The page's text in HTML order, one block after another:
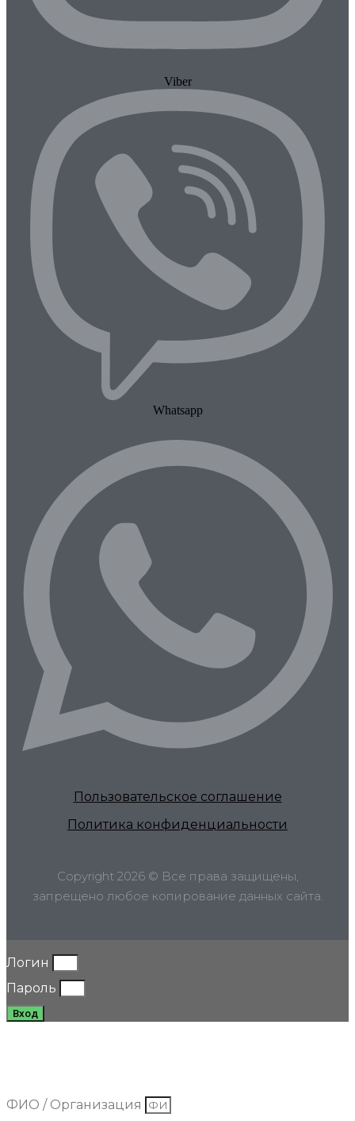
Viber
Whatsapp
Пользовательское соглашение
Политика конфиденциальности
Copyright 2026 © Все права защищены,
запрещено любое копирование данных сайта.
Логин
Пароль
Вход
ФИО / Организация